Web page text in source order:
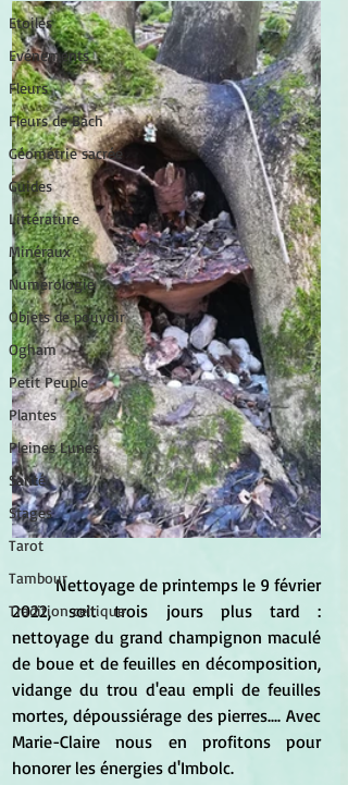
Etoiles
Evénements
Fleurs
Fleurs de Bach
Géométrie sacrée
Guides
Littérature
Minéraux
Numérologie
Objets de pouvoir
Ogham
Petit Peuple
Plantes
Pleines Lunes
Santé
Stages
Tarot
Tambour
Tradition celtique
	Nettoyage de printemps le 9 février
2022, soit trois jours plus tard :
nettoyage du grand champignon maculé
de boue et de feuilles en décomposition,
vidange du trou d'eau empli de feuilles
mortes, dépoussiérage des pierres.... Avec
Marie-Claire nous en profitons pour
honorer les énergies d'Imbolc.